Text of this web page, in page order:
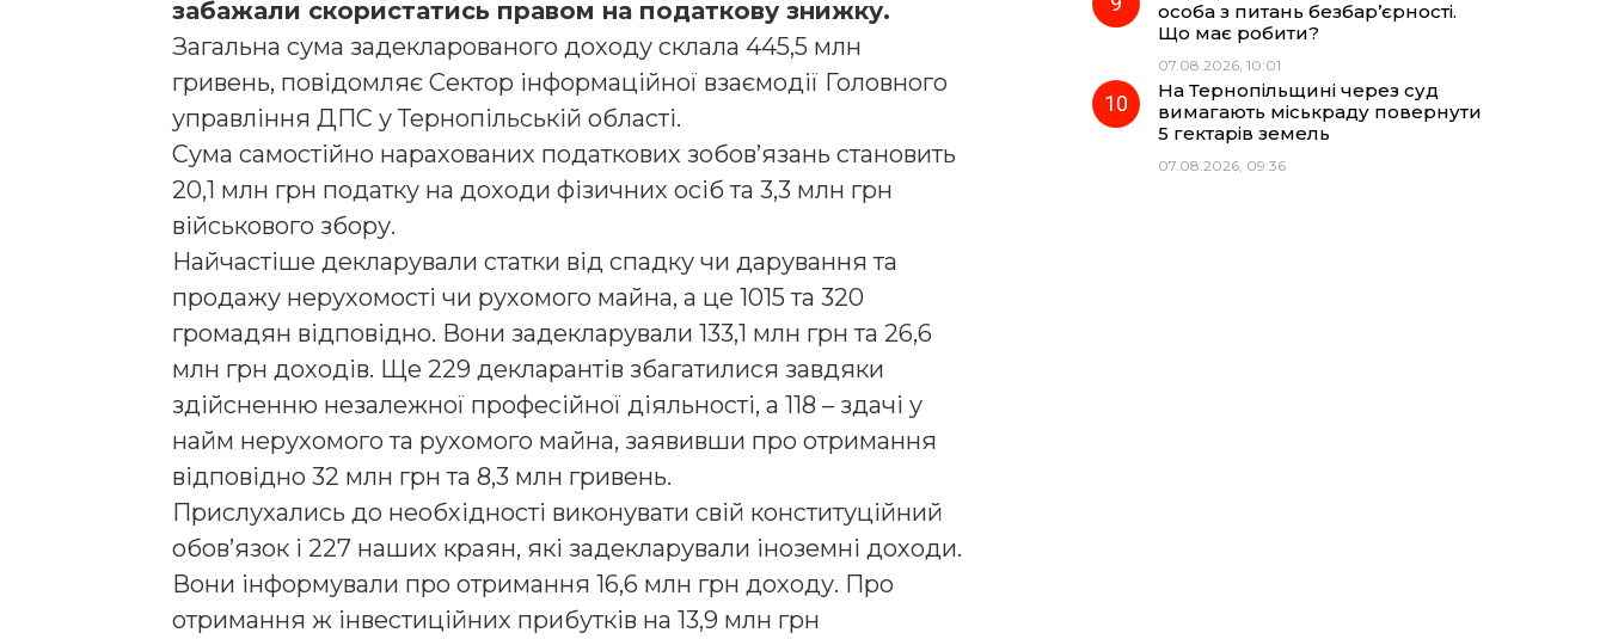
забажали скористатись правом на податкову знижку.
Загальна сума задекларованого доходу склала 445,5 млн
гривень, повідомляє Сектор інформаційної взаємодії Головного
управління ДПС у Тернопільській області.
Сума самостійно нарахованих податкових зобов’язань становить
20,1 млн грн податку на доходи фізичних осіб та 3,3 млн грн
військового збору.
Найчастіше декларували статки від спадку чи дарування та
продажу нерухомості чи рухомого майна, а це 1015 та 320
громадян відповідно. Вони задекларували 133,1 млн грн та 26,6
млн грн доходів. Ще 229 декларантів збагатилися завдяки
здійсненню незалежної професійної діяльності, а 118 – здачі у
найм нерухомого та рухомого майна, заявивши про отримання
відповідно 32 млн грн та 8,3 млн гривень.
Прислухались до необхідності виконувати свій конституційний
обов’язок і 227 наших краян, які задекларували іноземні доходи.
Вони інформували про отримання 16,6 млн грн доходу. Про
отримання ж інвестиційних прибутків на 13,9 млн грн
особа з питань безбар’єрності.
Що має робити?
07.08.2026, 10:01
На Тернопільщині через суд
вимагають міськраду повернути
5 гектарів земель
07.08.2026, 09:36